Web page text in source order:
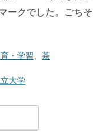
ークでした。ごちそ
・学習 茶
大学